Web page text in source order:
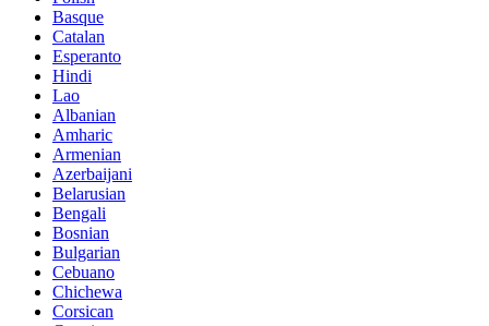
Basque
Catalan
Esperanto
Hindi
Lao
Albanian
Amharic
Armenian
Azerbaijani
Belarusian
Bengali
Bosnian
Bulgarian
Cebuano
Chichewa
Corsican